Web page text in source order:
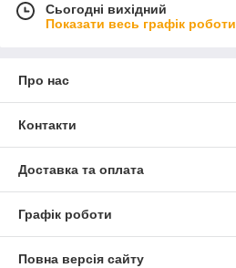
Сьогодні вихідний
Показати весь графік роботи
Про нас
Контакти
Доставка та оплата
Графік роботи
Повна версія сайту